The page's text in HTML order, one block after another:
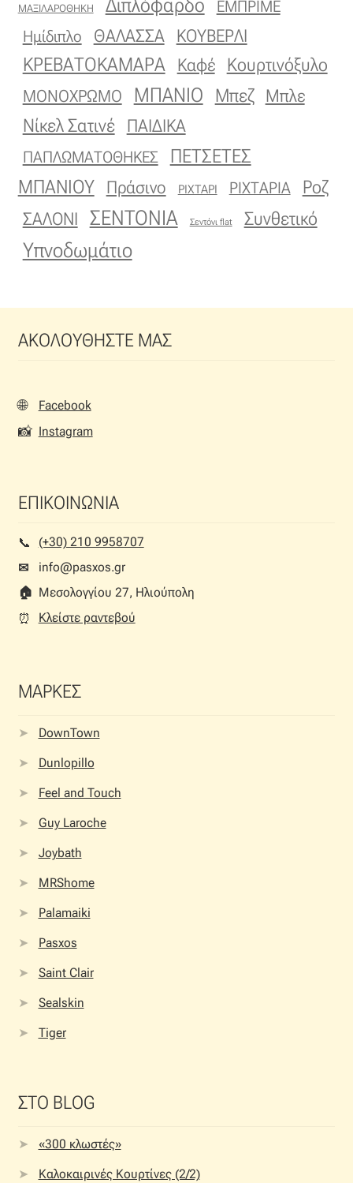
Οργάντζα διπλή
Οργάντζα με κέντημα
Οργάντζα με ταφτά
Οργάντζα με φλοκ
Οργάντζα μεταξωτή
Ταφτάς μεταξωτός
Φιλ-κουπέ
Φλάμα
Ψάθα
Όροι Χρήσης
Πληρωμές
Ραντεβού
Ταμείο
ΜΑΞΙΛΑΡΟΘΗΚΗ Διπλόφαρδο
ΕΜΠΡΙΜΕ
Ημίδιπλο
ΘΑΛΑΣΣΑ ΚΟΥΒΕΡΛΙ
ΚΡΕΒΑΤΟΚΑΜΑΡΑ Καφέ Κουρτινόξυλο
ΜΟΝΟΧΡΩΜΟ ΜΠΑΝΙΟ Μπεζ Μπλε
Νίκελ Σατινέ ΠΑΙΔΙΚΑ
ΠΑΠΛΩΜΑΤΟΘΗΚΕΣ
ΠΕΤΣΕΤΕΣ
ΜΠΑΝΙΟΥ
Πράσινο ΡΙΧΤΑΡΙ ΡΙΧΤΑΡΙΑ Ροζ
ΣΑΛΟΝΙ ΣΕΝΤΟΝΙΑ Σεντόνι flat Συνθετικό
Υπνοδωμάτιο
ΑΚΟΛΟΥΘΗΣΤΕ ΜΑΣ
🌐 Facebook
📸 Instagram
ΕΠΙΚΟΙΝΩΝΙΑ
📞︎
(+30) 210 9958707
✉
info@pasxos.gr
🏠︎ Μεσολογγίου 27, Ηλιούπολη
⏰︎
Κλείστε ραντεβού
ΜΑΡΚΕΣ
DownTown
Dunlopillo
Feel and Touch
Guy Laroche
Joybath
MRShome
Palamaiki
Pasxos
Saint Clair
Sealskin
Tiger
ΣΤΟ BLOG
«300 κλωστές»
Καλοκαιρινές Κουρτίνες (2/2)